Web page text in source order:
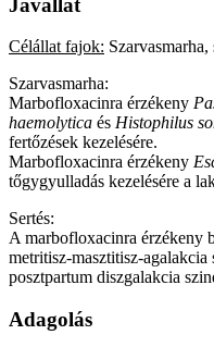
Javallat
Célállat fajok: Szarvasmarha,
Szarvasmarha:
Marbofloxacinra érzékeny
haemolytica és Histophilus
fertőzések kezelésére.
Marbofloxacinra érzékeny
tőgygyulladás kezelésére a
Sertés:
A marbofloxacinra érzékeny
metritisz-masztitisz-
posztpartum diszgalakcia
Adagolás